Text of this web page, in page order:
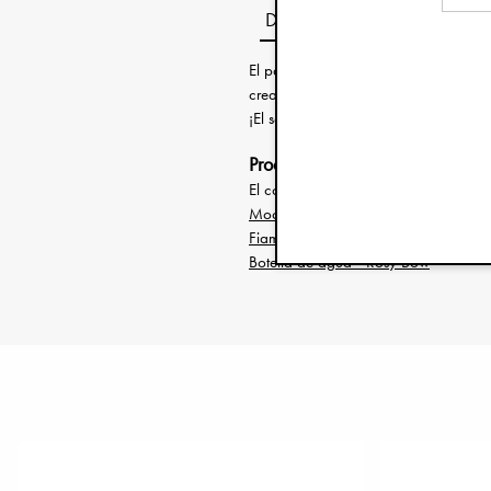
Descripción
El paquete preescolar definitivo de
creado para todas las aventuras de tu
¡El set preescolar perfecto para
Productos
El conjunto incluye los siguientes
Mochila Backpack MINI - River Rose
Fiambrera Infantil - Rosy Bow
Botella de agua - Rosy Bow